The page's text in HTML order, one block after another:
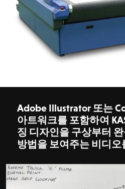
Adobe Illustrator 또는
아트워크를 포함하여
징 디자인을 구상부터
방법을 보여주는 비디